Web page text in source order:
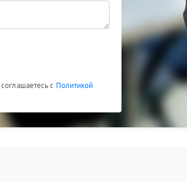
с Политикой